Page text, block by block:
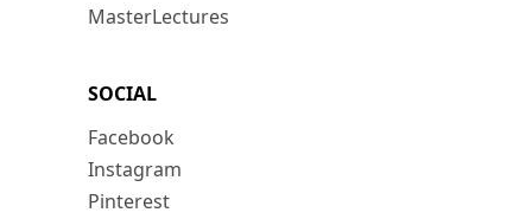
MasterLectures
SOCIAL
Facebook
Instagram
Pinterest